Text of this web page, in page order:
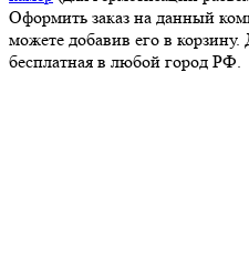
Оформить заказ на данный
можете добавив его в корзину.
бесплатная в любой город РФ.